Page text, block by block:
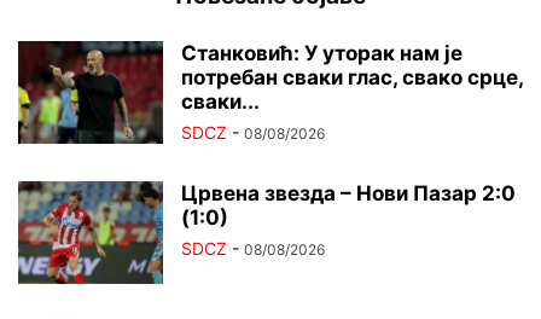
Станковић: У уторак нам је
потребан сваки глас, свако срце,
сваки...
SDCZ - 08/08/2026
Црвена звезда – Нови Пазар 2:0
(1:0)
SDCZ - 08/08/2026